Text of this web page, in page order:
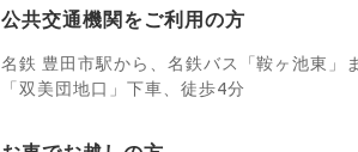
公共交通機関をご利用の方
名鉄 豊田市駅から、名鉄バス「鞍ヶ池東」
「双美団地口」下車、徒歩4分